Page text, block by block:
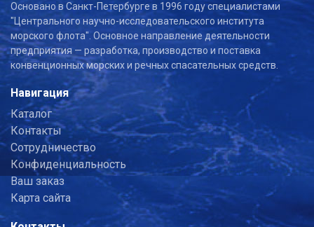
Основано в Санкт-Петербурге в 1996 году специалистами
"Центрального научно-исследовательского института
морского флота". Основное направление деятельности
предприятия — разработка, производство и поставка
конвенционных морских и речных спасательных средств.
Навигация
Каталог
Контакты
Сотрудничество
Конфиденциальность
Ваш заказ
Карта сайта